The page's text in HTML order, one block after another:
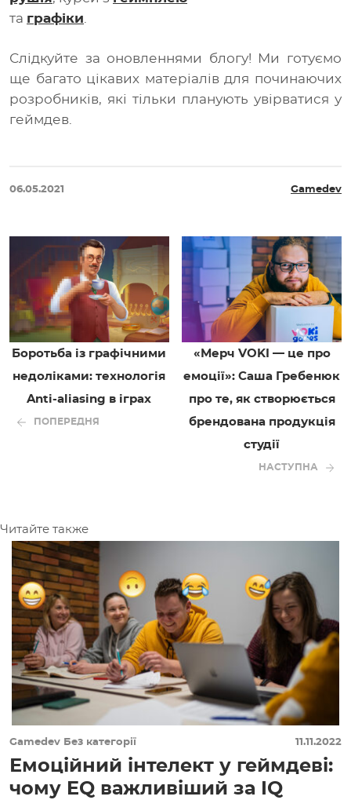
та графіки
Слідкуйте за оновленнями блогу! Ми готуємо
ще багато цікавих матеріалів для починаючих
розробників, які тільки планують увірватися у
геймдев.
06.05.2021 Gamedev
Боротьба із графічними
недоліками: технологія
Anti-aliasing в іграх
ПОПЕРЕДНЯ
«Мерч VOKI — це про
емоції»: Саша Гребенюк
про те, як створюється
брендована продукція
студії
НАСТУПНА
Читайте также
Gamedev Без категорії 11.11.2022
Емоційний інтелект у геймдеві:
чому EQ важливіший за IQ